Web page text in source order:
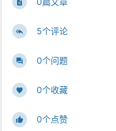
5个评论
0个问题
0个收藏
0个点赞